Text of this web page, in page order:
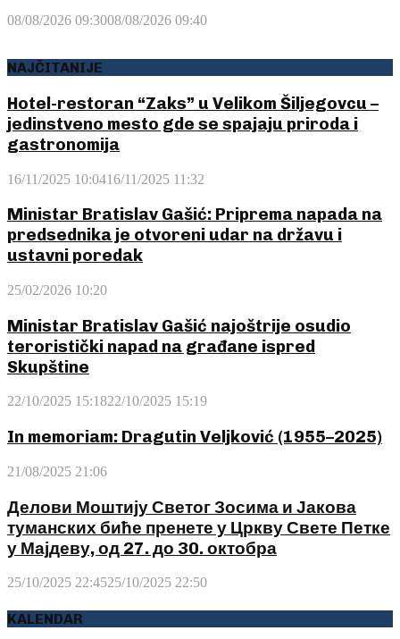
08/08/2026 09:3008/08/2026 09:40
NAJČITANIJE
Hotel-restoran “Zaks” u Velikom Šiljegovcu –
jedinstveno mesto gde se spajaju priroda i
gastronomija
16/11/2025 10:0416/11/2025 11:32
Ministar Bratislav Gašić: Priprema napada na
predsednika je otvoreni udar na državu i
ustavni poredak
25/02/2026 10:20
Ministar Bratislav Gašić najoštrije osudio
teroristički napad na građane ispred
Skupštine
22/10/2025 15:1822/10/2025 15:19
In memoriam: Dragutin Veljković (1955–2025)
21/08/2025 21:06
Делови Моштију Светог Зосима и Јакова
туманских биће пренете у Цркву Свете Петке
у Мајдеву, од 27. до 30. октобра
25/10/2025 22:4525/10/2025 22:50
KALENDAR